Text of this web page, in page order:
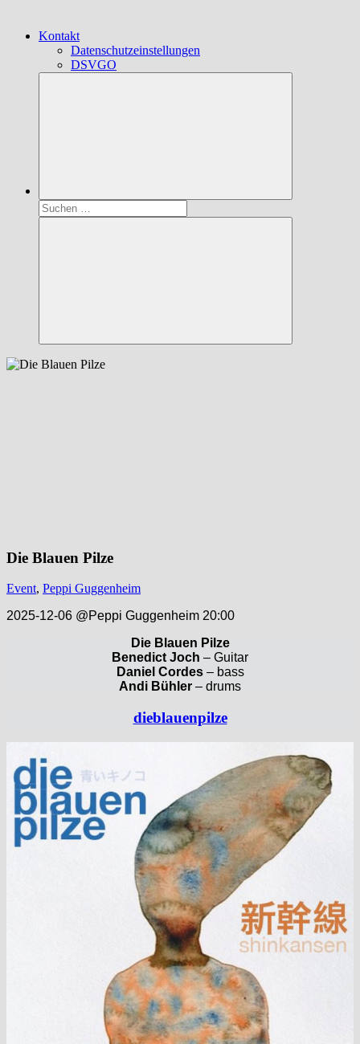
Kontakt
Datenschutzeinstellungen
DSVGO
Suchen
nach:
Suchen
Die Blauen Pilze
Event, Peppi Guggenheim
2025-12-06 @Peppi Guggenheim 20:00
Die Blauen Pilze
Benedict Joch – Guitar
Daniel Cordes– bass
Andi Bühler – drums
dieblauenpilze